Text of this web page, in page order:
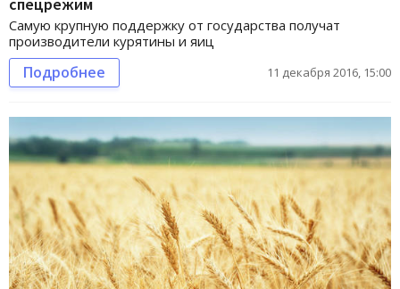
спецрежим
Самую крупную поддержку от государства получат
производители курятины и яиц
Подробнее 11 декабря 2016, 15:00